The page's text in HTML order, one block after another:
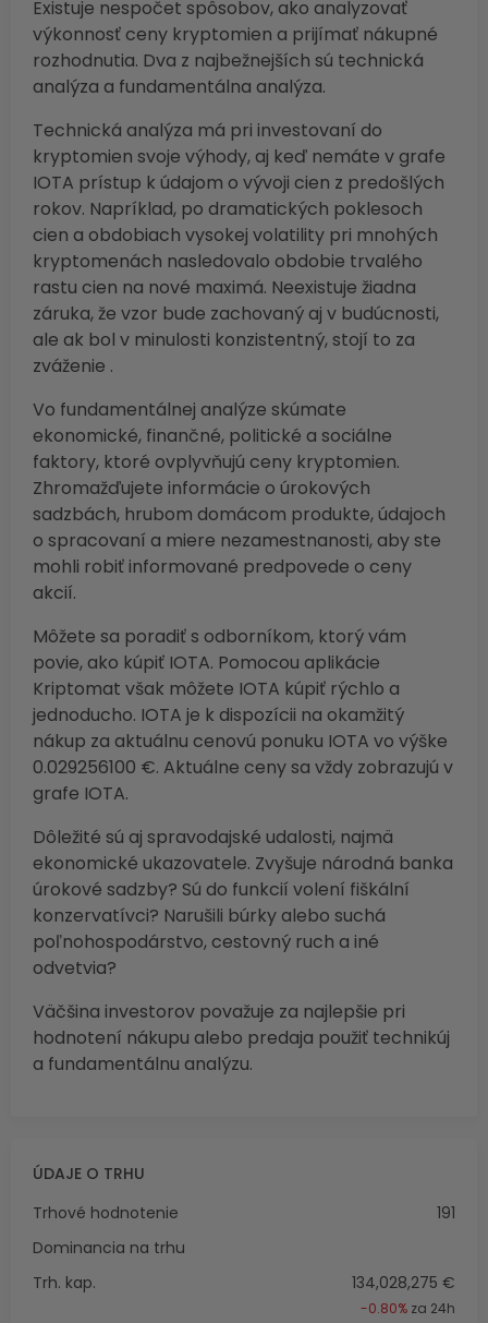
Existuje nespočet spôsobov, ako analyzovať
výkonnosť ceny kryptomien a prijímať nákupné
rozhodnutia. Dva z najbežnejších sú technická
analýza a fundamentálna analýza.
Technická analýza má pri investovaní do
kryptomien svoje výhody, aj keď nemáte v grafe
IOTA prístup k údajom o vývoji cien z predošlých
rokov. Napríklad, po dramatických poklesoch
cien a obdobiach vysokej volatility pri mnohých
kryptomenách nasledovalo obdobie trvalého
rastu cien na nové maximá. Neexistuje žiadna
záruka, že vzor bude zachovaný aj v budúcnosti,
ale ak bol v minulosti konzistentný, stojí to za
zváženie .
Vo fundamentálnej analýze skúmate
ekonomické, finančné, politické a sociálne
faktory, ktoré ovplyvňujú ceny kryptomien.
Zhromažďujete informácie o úrokových
sadzbách, hrubom domácom produkte, údajoch
o spracovaní a miere nezamestnanosti, aby ste
mohli robiť informované predpovede o ceny
akcií.
Môžete sa poradiť s odborníkom, ktorý vám
povie, ako kúpiť IOTA. Pomocou aplikácie
Kriptomat však môžete IOTA kúpiť rýchlo a
jednoducho. IOTA je k dispozícii na okamžitý
nákup za aktuálnu cenovú ponuku IOTA vo výške
0.029256100 €. Aktuálne ceny sa vždy zobrazujú v
grafe IOTA.
Dôležité sú aj spravodajské udalosti, najmä
ekonomické ukazovatele. Zvyšuje národná banka
úrokové sadzby? Sú do funkcií volení fiškální
konzervatívci? Narušili búrky alebo suchá
poľnohospodárstvo, cestovný ruch a iné
odvetvia?
Väčšina investorov považuje za najlepšie pri
hodnotení nákupu alebo predaja použiť technikúj
a fundamentálnu analýzu.
ÚDAJE O TRHU
Trhové hodnotenie
191
Dominancia na trhu
Trh. kap.
134,028,275 €
-0.80% za 24h